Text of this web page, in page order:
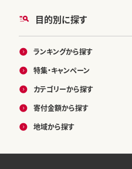
目的別に探す
ランキングから探す
特集・キャンペーン
カテゴリーから探す
寄付金額から探す
地域から探す